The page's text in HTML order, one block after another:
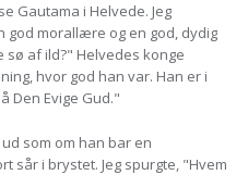
Gautama i Helvede. Jeg
god morallære og en god, dydig
af ild?" Helvedes konge
hvor god han var. Han er i
Den Evige Gud."
som om han bar en
sår i brystet. Jeg spurgte, "Hvem